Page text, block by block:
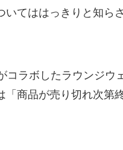
いてははっきりと知ら
コラボしたラウンジ
「商品が売り切れ次第